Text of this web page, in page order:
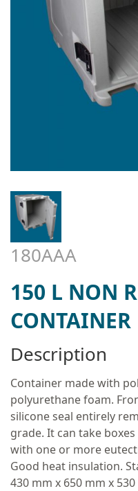
180AAA
150 L NON
CONTAINER
Description
Container made with
polyurethane foam.
silicone seal entirely
grade. It can take
with one or more
Good heat insulation.
430 mm x 650 mm x